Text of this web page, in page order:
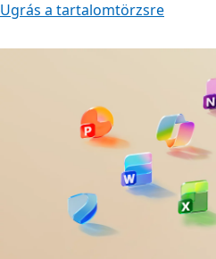
Ugrás a tartalomtörzsre